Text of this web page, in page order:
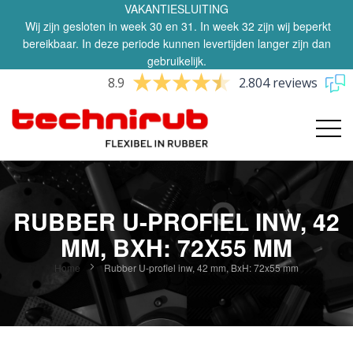
VAKANTIESLUITING
Wij zijn gesloten in week 30 en 31. In week 32 zijn wij beperkt
bereikbaar. In deze periode kunnen levertijden langer zijn dan
gebruikelijk.
8.9 2.804 reviews
RUBBER U-PROFIEL INW, 42
MM, BXH: 72X55 MM
Home Rubber U-profiel inw, 42 mm, BxH: 72x55 mm